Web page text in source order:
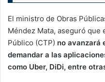
El ministro de Obras
Méndez Mata, aseguró
Público (CTP) no avanzará
demandar a las
como Uber, DiDi, entre